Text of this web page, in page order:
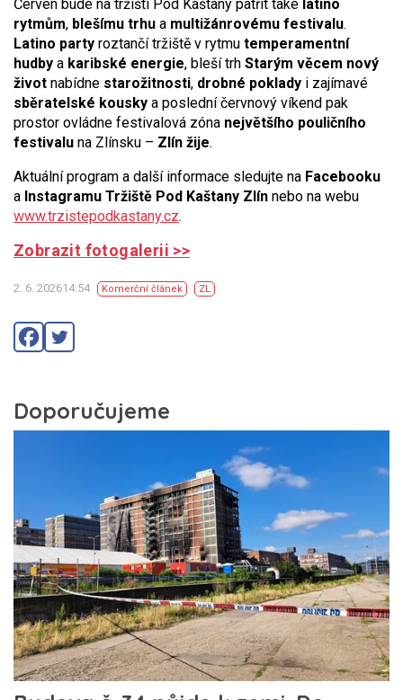
Červen bude na tržišti Pod Kaštany patřit také latino
rytmům, blešímu trhu a multižánrovému festivalu.
Latino party roztančí tržiště v rytmu temperamentní
hudby a karibské energie, bleší trh Starým věcem nový
život nabídne starožitnosti, drobné poklady i zajímavé
sběratelské kousky a poslední červnový víkend pak
prostor ovládne festivalová zóna největšího pouličního
festivalu na Zlínsku – Zlín žije.
Aktuální program a další informace sledujte na Facebooku
a Instagramu Tržiště Pod Kaštany Zlín nebo na webu
www.trzistepodkastany.cz.
Zobrazit fotogalerii >>
2. 6. 202614:54 Komerční článek ZL